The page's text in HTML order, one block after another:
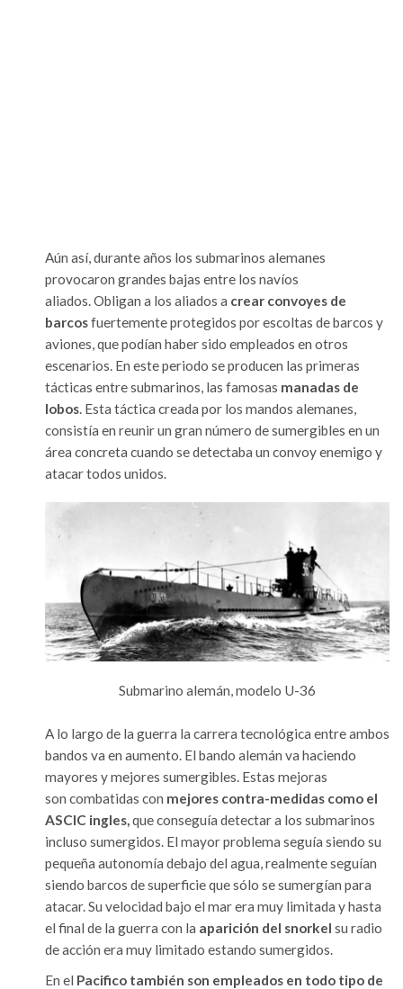
Aún así, durante años los submarinos alemanes
provocaron grandes bajas entre los navíos
aliados. Obligan a los aliados a crear convoyes de
barcosfuertemente protegidos por escoltas de barcos y
aviones, que podían haber sido empleados en otros
escenarios. En este periodo se producen las primeras
tácticas entre submarinos, las famosas manadas de
lobos. Esta táctica creada por los mandos alemanes,
consistía en reunir un gran número de sumergibles en un
área concreta cuando se detectaba un convoy enemigo y
atacar todos unidos.
Submarino alemán, modelo U-36
A lo largo de la guerra la carrera tecnológica entre ambos
bandos va en aumento. El bando alemán va haciendo
mayores y mejores sumergibles. Estas mejoras
son combatidas con mejores contra-medidas como el
ASCIC ingles, que conseguía detectar a los submarinos
incluso sumergidos. El mayor problema seguía siendo su
pequeña autonomía debajo del agua, realmente seguían
siendo barcos de superficie que sólo se sumergían para
atacar. Su velocidad bajo el mar era muy limitada y hasta
el final de la guerra con la aparición del snorkel su radio
de acción era muy limitado estando sumergidos.
En el Pacifico también son empleados en todo tipo de